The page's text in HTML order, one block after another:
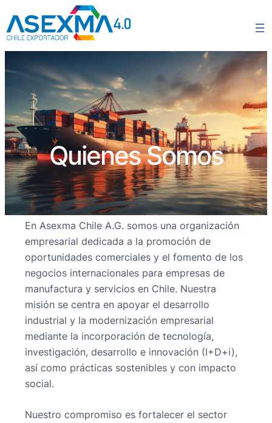
Quienes Somos
En Asexma Chile A.G. somos una organización
empresarial dedicada a la promoción de
oportunidades comerciales y el fomento de los
negocios internacionales para empresas de
manufactura y servicios en Chile. Nuestra
misión se centra en apoyar el desarrollo
industrial y la modernización empresarial
mediante la incorporación de tecnología,
investigación, desarrollo e innovación (I+D+i),
así como prácticas sostenibles y con impacto
social.
Nuestro compromiso es fortalecer el sector